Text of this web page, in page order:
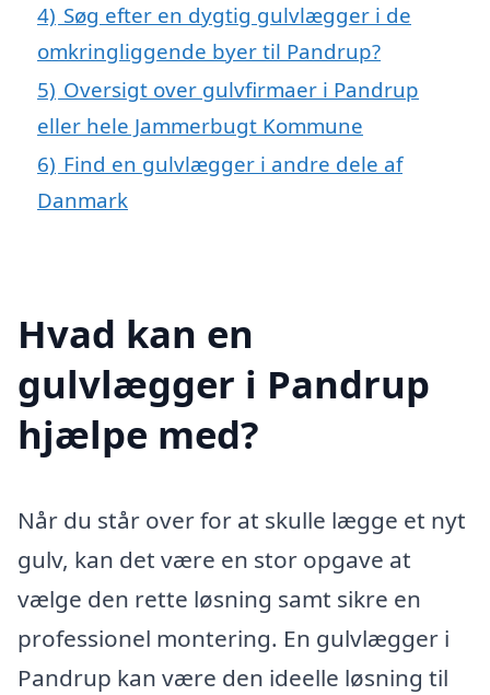
4) Søg efter en dygtig gulvlægger i de
omkringliggende byer til Pandrup?
5) Oversigt over gulvfirmaer i Pandrup
eller hele Jammerbugt Kommune
6) Find en gulvlægger i andre dele af
Danmark
Hvad kan en
gulvlægger i Pandrup
hjælpe med?
Når du står over for at skulle lægge et nyt
gulv, kan det være en stor opgave at
vælge den rette løsning samt sikre en
professionel montering. En gulvlægger i
Pandrup kan være den ideelle løsning til